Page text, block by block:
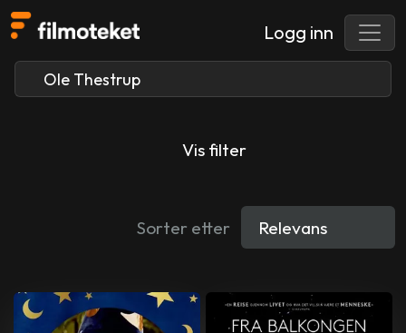
Logg inn
Vis filter
Sorter etter